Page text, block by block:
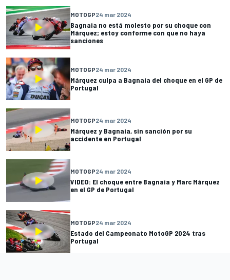
MOTOGP24 mar 2024
Bagnaia no está molesto por su choque con
Márquez; estoy conforme con que no haya
sanciones
MOTOGP24 mar 2024
Márquez culpa a Bagnaia del choque en el GP de
Portugal
MOTOGP24 mar 2024
Márquez y Bagnaia, sin sanción por su
accidente en Portugal
MOTOGP24 mar 2024
VIDEO: El choque entre Bagnaia y Marc Márquez
en el GP de Portugal
MOTOGP24 mar 2024
Estado del Campeonato MotoGP 2024 tras
Portugal